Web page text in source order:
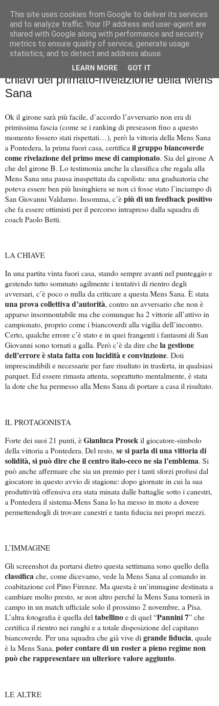
Palla al cerchio
lunedì 23 ottobre 2023
Solidità, tenuta mentale, fiducia: le
chiavi del primato-rivelazione della Mens
Sana
Ok il girone sarà più facile, d’accordo l’avversario non era di
primissima fascia (come se i ranking di preseason fino a questo
momento fossero stati rispettati…), però la vittoria della Mens Sana
a Pontedera, la prima fuori casa, certifica il gruppo biancoverde
come rivelazione del primo mese di campionato. Sia del girone A
che del girone B. Lo testimonia anche la classifica che regala alla
Mens Sana una pausa inaspettata da capolista: una graduatoria che
poteva essere ben più lusinghiera se non ci fosse stato l’inciampo di
San Giovanni Valdarno. Insomma, c’èpiù di un feedback positivo
che fa essere ottimisti per il percorso intrapreso dalla squadra di
coach Paolo Betti.
LA CHIAVE
In una partita vinta fuori casa, stando sempre avanti nel punteggio e
gestendo tutto sommato agilmente i tentativi di rientro degli
avversari, c’è poco o nulla da criticare a questa Mens Sana. È stata
una prova collettiva d’autorità, contro un avversario che non è
apparso insormontabile ma che comunque ha 2 vittorie all’attivo in
campionato, proprio come i biancoverdi alla vigilia dell’incontro.
Certo, qualche errore c’è stato e in quei frangenti i fantasmi di San
Giovanni sono tornati a galla. Però c’è da dire chela gestione
dell’errore è stata fatta con lucidità e convinzione. Doti
imprescindibili e necessarie per fare risultato in trasferta, in qualsiasi
parquet. Ed essere rimasta attenta, soprattutto mentalmente, è stata
la dote che ha permesso alla Mens Sana di portare a casa il risultato.
IL PROTAGONISTA
Forte dei suoi 21 punti, èGianluca Prosekil giocatore-simbolo
della vittoria a Pontedera. Del resto, se si parla di una vittoria di
solidità, si può dire che il centro italo-ceco ne sia l’emblema. Si
può anche affermare che sia un premio per i tanti sforzi profusi dal
giocatore in questo avvio di stagione: dopo giornate in cui la sua
produttività offensiva era stata minata dalle battaglie sotto i canestri,
a Pontedera il sistema-Mens Sana lo ha messo in moto a dovere
permettendogli di trovare canestri e tanta fiducia nei propri mezzi.
L’IMMAGINE
Gli screenshot da portarsi dietro questa settimana sono quello della
classificache, come dicevamo, vede la Mens Sana al comando in
coabitazione col Pino Firenze. Ma questa è un’immagine destinata a
cambiare molto presto, se non altro perché la Mens Sana tornerà in
campo in un match ufficiale solo il prossimo 2 novembre, a Pisa.
L’altra fotografia è quella deltabellinoe di quel “Pannini 7” che
certifica il rientro nei ranghi e a totale disposizione del capitano
biancoverde. Per una squadra che già vive digrande fiducia, quale
è la Mens Sana, poter contare di un roster a pieno regime non
può che rappresentare un ulteriore valore aggiunto.
LE ALTRE
This site uses cookies from Google to deliver its services
and to analyze traffic. Your IP address and user-agent are
shared with Google along with performance and security
metrics to ensure quality of service, generate usage
statistics, and to detect and address abuse.
LEARN MORE GOT IT